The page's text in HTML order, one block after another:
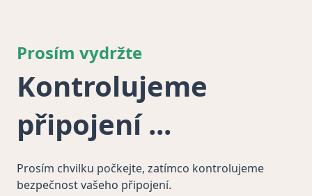
Prosím vydržte
Kontrolujeme
připojení
Prosím chvilku počkejte, zatímco kontrolujeme
bezpečnost vašeho připojení.